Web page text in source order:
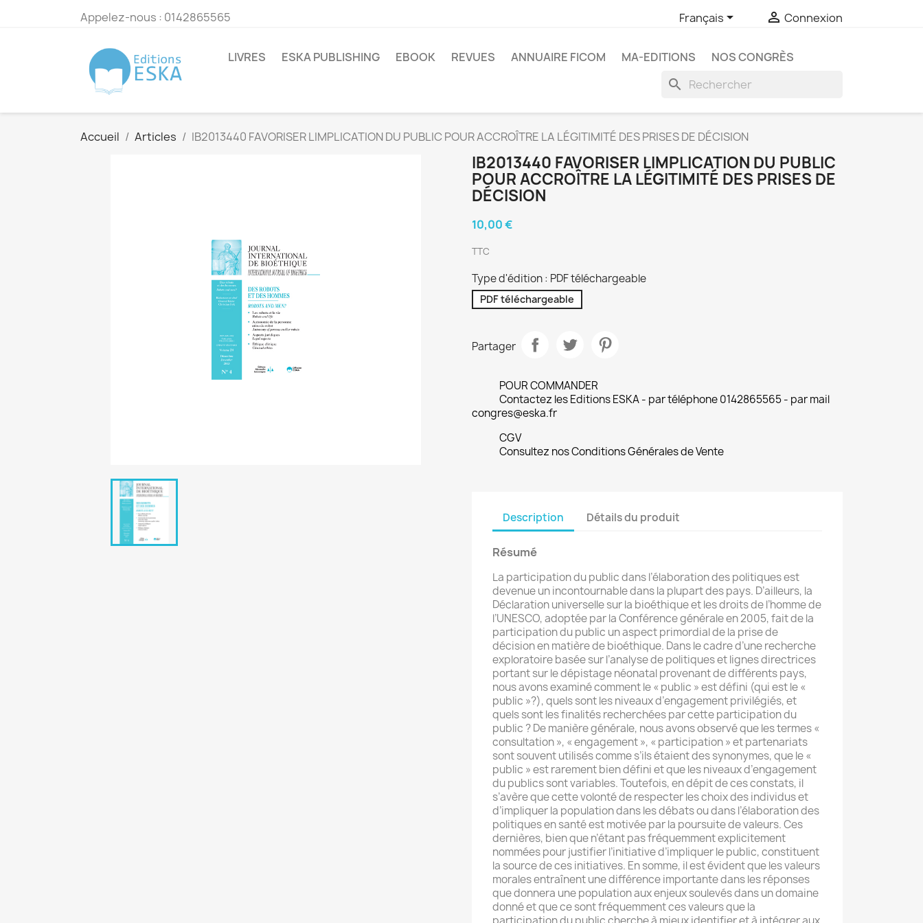
Appelez-nous : 0142865565 Français  Connexion
LIVRES ESKA PUBLISHING EBOOK REVUES ANNUAIRE FICOM MA-EDITIONS NOS CONGRÈS
search
Accueil Articles IB2013440 FAVORISER LIMPLICATION DU PUBLIC POUR ACCROÎTRE LA LÉGITIMITÉ DES PRISES DE DÉCISION
IB2013440 FAVORISER LIMPLICATION DU PUBLIC
POUR ACCROÎTRE LA LÉGITIMITÉ DES PRISES DE
DÉCISION
10,00 €
TTC
Type d'édition : PDF téléchargeable
PDF téléchargeable
Partager
POUR COMMANDER
Contactez les Editions ESKA - par téléphone 0142865565 - par mail
congres@eska.fr
CGV
Consultez nos Conditions Générales de Vente
Description Détails du produit
Résumé
La participation du public dans l’élaboration des politiques est
devenue un incontournable dans la plupart des pays. D’ailleurs, la
Déclaration universelle sur la bioéthique et les droits de l’homme de
l’UNESCO, adoptée par la Conférence générale en 2005, fait de la
participation du public un aspect primordial de la prise de
décision en matière de bioéthique. Dans le cadre d’une recherche
exploratoire basée sur l’analyse de politiques et lignes directrices
portant sur le dépistage néonatal provenant de différents pays,
nous avons examiné comment le « public » est défini (qui est le «
public »?), quels sont les niveaux d’engagement privilégiés, et
quels sont les finalités recherchées par cette participation du
public ? De manière générale, nous avons observé que les termes «
consultation », « engagement », « participation » et partenariats
sont souvent utilisés comme s’ils étaient des synonymes, que le «
public » est rarement bien défini et que les niveaux d’engagement
du publics sont variables. Toutefois, en dépit de ces constats, il
s’avère que cette volonté de respecter les choix des individus et
d’impliquer la population dans les débats ou dans l’élaboration des
politiques en santé est motivée par la poursuite de valeurs. Ces
dernières, bien que n’étant pas fréquemment explicitement
nommées pour justifier l’initiative d’impliquer le public, constituent
la source de ces initiatives. En somme, il est évident que les valeurs
morales entraînent une différence importante dans les réponses
que donnera une population aux enjeux soulevés dans un domaine
donné et que ce sont fréquemment ces valeurs que la